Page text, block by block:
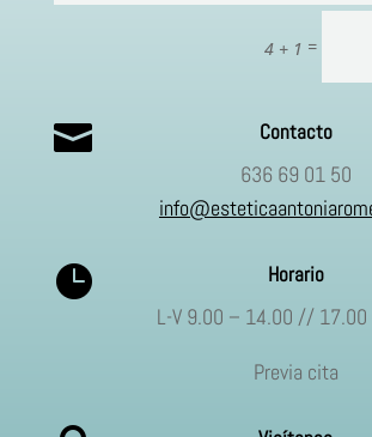
4 + 1 =
 Contacto
636 69 01 50
 Horario
L-V 9.00 – 14.00 // 17.00
Previa cita